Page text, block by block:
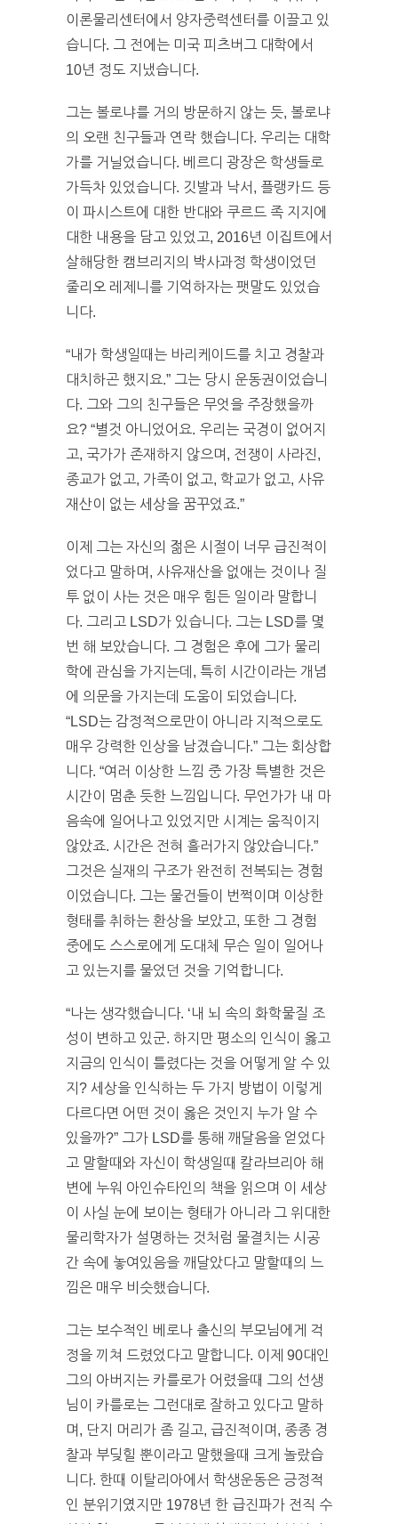
이론물리센터에서 양자중력센터를 이끌고 있
습니다. 그 전에는 미국 피츠버그 대학에서
10년 정도 지냈습니다.
그는 볼로냐를 거의 방문하지 않는 듯, 볼로냐
의 오랜 친구들과 연락 했습니다. 우리는 대학
가를 거닐었습니다. 베르디 광장은 학생들로
가득차 있었습니다. 깃발과 낙서, 플랭카드 등
이 파시스트에 대한 반대와 쿠르드 족 지지에
대한 내용을 담고 있었고, 2016년 이집트에서
살해당한 캠브리지의 박사과정 학생이었던
줄리오 레제니를 기억하자는 팻말도 있었습
니다.
“내가 학생일때는 바리케이드를 치고 경찰과
대치하곤 했지요.” 그는 당시 운동권이었습니
다. 그와 그의 친구들은 무엇을 주장했을까
요? “별것 아니었어요. 우리는 국경이 없어지
고, 국가가 존재하지 않으며, 전쟁이 사라진,
종교가 없고, 가족이 없고, 학교가 없고, 사유
재산이 없는 세상을 꿈꾸었죠.”
이제 그는 자신의 젊은 시절이 너무 급진적이
었다고 말하며, 사유재산을 없애는 것이나 질
투 없이 사는 것은 매우 힘든 일이라 말합니
다. 그리고 LSD가 있습니다. 그는 LSD를 몇
번 해 보았습니다. 그 경험은 후에 그가 물리
학에 관심을 가지는데, 특히 시간이라는 개념
에 의문을 가지는데 도움이 되었습니다.
“LSD는 감정적으로만이 아니라 지적으로도
매우 강력한 인상을 남겼습니다.” 그는 회상합
니다. “여러 이상한 느낌 중 가장 특별한 것은
시간이 멈춘 듯한 느낌입니다. 무언가가 내 마
음속에 일어나고 있었지만 시계는 움직이지
않았죠. 시간은 전혀 흘러가지 않았습니다.”
그것은 실재의 구조가 완전히 전복되는 경험
이었습니다. 그는 물건들이 번쩍이며 이상한
형태를 취하는 환상을 보았고, 또한 그 경험
중에도 스스로에게 도대체 무슨 일이 일어나
고 있는지를 물었던 것을 기억합니다.
“나는 생각했습니다. ‘내 뇌 속의 화학물질 조
성이 변하고 있군. 하지만 평소의 인식이 옳고
지금의 인식이 틀렸다는 것을 어떻게 알 수 있
지? 세상을 인식하는 두 가지 방법이 이렇게
다르다면 어떤 것이 옳은 것인지 누가 알 수
있을까?” 그가 LSD를 통해 깨달음을 얻었다
고 말할때와 자신이 학생일때 칼라브리아 해
변에 누워 아인슈타인의 책을 읽으며 이 세상
이 사실 눈에 보이는 형태가 아니라 그 위대한
물리학자가 설명하는 것처럼 물결치는 시공
간 속에 놓여있음을 깨달았다고 말할때의 느
낌은 매우 비슷했습니다.
그는 보수적인 베로나 출신의 부모님에게 걱
정을 끼쳐 드렸었다고 말합니다. 이제 90대인
그의 아버지는 카를로가 어렸을때 그의 선생
님이 카를로는 그런대로 잘하고 있다고 말하
며, 단지 머리가 좀 길고, 급진적이며, 종종 경
찰과 부딪힐 뿐이라고 말했을때 크게 놀랐습
니다. 한때 이탈리아에서 학생운동은 긍정적
인 분위기였지만 1978년 한 급진파가 전직 수